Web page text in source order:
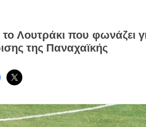
Λουτράκι που φωνάζει
της Παναχαϊκής